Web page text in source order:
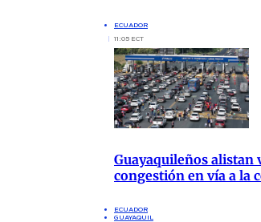
ECUADOR
11:05 ECT
Guayaquileños alistan
congestión en vía a la
ECUADOR
GUAYAQUIL